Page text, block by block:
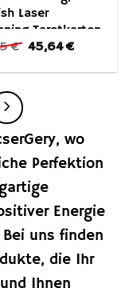
Laser
Tarotkarten
€ Ursprünglicher
war:
45,64€
ist:
wo
Perfektion
Energie
uns finden
die Ihr
Ihnen